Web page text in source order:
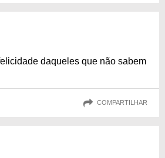
daqueles que não sabem
COMPARTILHAR